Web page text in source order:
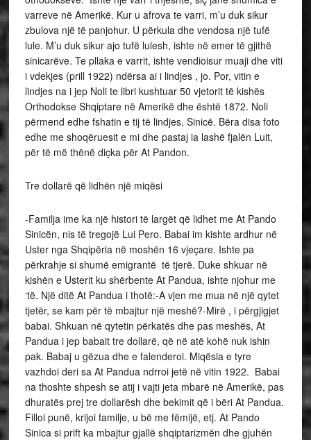
varreve në Amerikë. Kur u afrova te varri, m’u duk sikur
zbulova një të panjohur. U përkula dhe vendosa një tufë
lule. M’u duk sikur ajo tufë lulesh, ishte në emer të gjithë
sinicarëve. Te pllaka e varrit, ishte vendioisur muaji dhe viti
i vdekjes (prill 1922) ndërsa ai i lindjes , jo. Por, vitin e
lindjes na i jep Noli te libri kushtuar 50 vjetorit të kishës
Orthodokse Shqiptare në Amerikë dhe është 1872. Noli
përmend edhe fshatin e tij të lindjes, Sinicë. Bëra disa foto
edhe me shoqëruesit e mi dhe pastaj ia lashë fjalën Luit,
për të më thënë diçka për At Pandon.
Tre dollarë që lidhën një miqësi
-Familja ime ka një histori të largët që lidhet me At Pando
Sinicën, nis të tregojë Lui Pero. Babai im kishte ardhur në
Uster nga Shqipëria në moshën 16 vjeçare. Ishte pa
përkrahje si shumë emigrantë të tjerë. Duke shkuar në
kishën e Usterit ku shërbente At Pandua, ishte njohur me
‘të. Një ditë At Pandua i thotë:-A vjen me mua në një qytet
tjetër, se kam për të mbajtur një meshë?-Mirë , i përgjigjet
babai. Shkuan në qytetin përkatës dhe pas meshës, At
Pandua i jep babait tre dollarë, që në atë kohë nuk ishin
pak. Babaj u gëzua dhe e falenderoi. Miqësia e tyre
vazhdoi deri sa At Pandua ndrroi jetë në vitin 1922. Babai
na thoshte shpesh se atij i vajti jeta mbarë në Amerikë, pas
dhuratës prej tre dollarësh dhe bekimit që i bëri At Pandua.
Filloi punë, krijoi familje, u bë me fëmijë, etj. At Pando
Sinica si prift ka mbajtur gjallë shqiptarizmën dhe gjuhën